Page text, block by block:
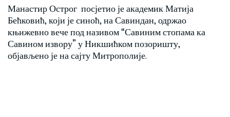
Манастир Острог посјетио је академик Матија
Бећковић, који је синоћ, на Савиндан, одржао
књижевно вече под називом “Савиним стопама ка
Савином извору” у Никшићком позоришту,
објављено је на сајту Митрополије.